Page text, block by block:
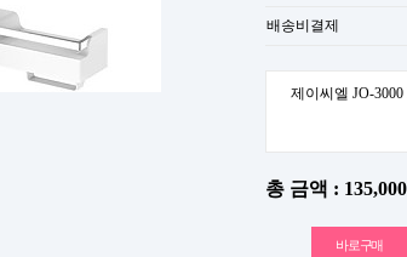
배송비결제
제이씨엘 JO-
총 금액 :